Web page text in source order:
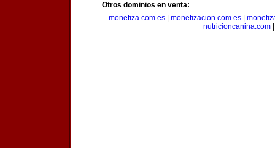
Otros dominios en venta:
monetiza.com.es| monetizacion.com.es|
nutricioncanina.com